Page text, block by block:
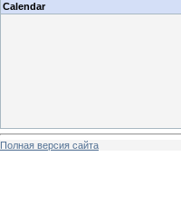
Calendar
Полная версия сайта